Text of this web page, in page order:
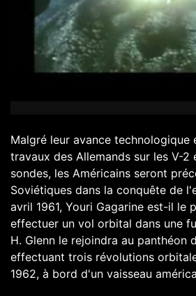
Malgré leur avance
travaux des Allemands sur les V-2
sondes, les Américains seront
Soviétiques dans la conquête de
avril 1961, Youri Gagarine est-il le
effectuer un vol orbital dans une
H. Glenn le rejoindra au panthéon
effectuant trois révolutions
1962, à bord d'un vaisseau